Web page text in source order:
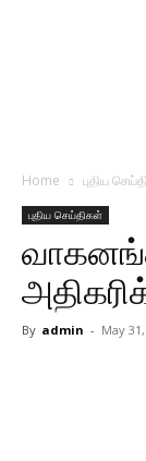
Home புதிய
புதிய செய்திகள்
By admin - May